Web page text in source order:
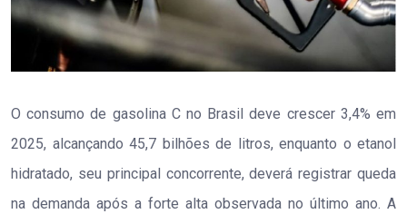
O consumo de gasolina C no Brasil deve crescer 3,4% em
2025, alcançando 45,7 bilhões de litros, enquanto o etanol
hidratado, seu principal concorrente, deverá registrar queda
na demanda após a forte alta observada no último ano. A